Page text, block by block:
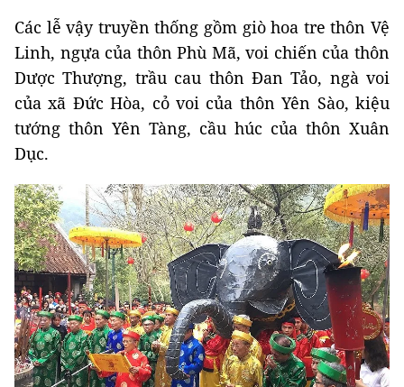
Các lễ vậy truyền thống gồm giò hoa tre thôn Vệ
Linh, ngựa của thôn Phù Mã, voi chiến của thôn
Dược Thượng, trầu cau thôn Đan Tảo, ngà voi
của xã Đức Hòa, cỏ voi của thôn Yên Sào, kiệu
tướng thôn Yên Tàng, cầu húc của thôn Xuân
Dục.